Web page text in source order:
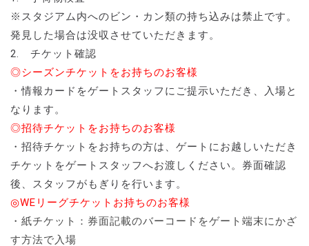
※スタジアム内へのビン・カン類の持ち込みは禁止です。
発見した場合は没収させていただきます。
2. チケット確認
◎シーズンチケットをお持ちのお客様
・情報カードをゲートスタッフにご提示いただき、入場と
なります。
◎招待チケットをお持ちのお客様
・招待チケットをお持ちの方は、ゲートにお越しいただき
チケットをゲートスタッフへお渡しください。券面確認
後、スタッフがもぎりを行います。
◎WEリーグチケットお持ちのお客様
・紙チケット：券面記載のバーコードをゲート端末にかざ
す方法で入場